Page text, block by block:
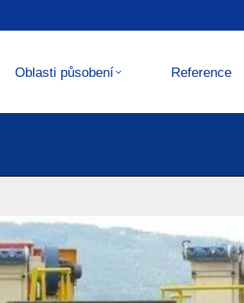
Oblasti působení Reference